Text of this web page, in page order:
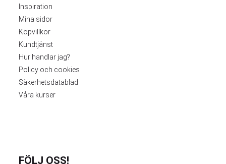
Inspiration
Mina sidor
Köpvillkor
Kundtjänst
Hur handlar jag?
Policy och cookies
Säkerhetsdatablad
Våra kurser
FÖLJ OSS!